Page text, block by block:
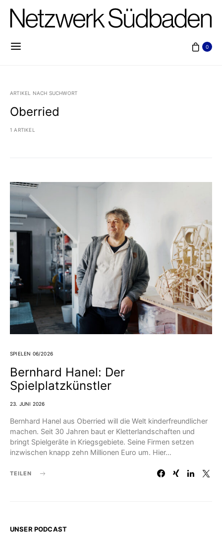
0
ARTIKEL NACH SUCHWORT
Oberried
1 ARTIKEL
SPIELEN 06/2026
Bernhard Hanel: Der
Spielplatzkünstler
23. JUNI 2026
Bernhard Hanel aus Oberried will die Welt kinderfreundlicher
machen. Seit 30 Jahren baut er Kletterlandschaften und
bringt Spielgeräte in Kriegsgebiete. Seine Firmen setzen
inzwischen knapp zehn Millionen Euro um. Hier…
TEILEN
UNSER PODCAST